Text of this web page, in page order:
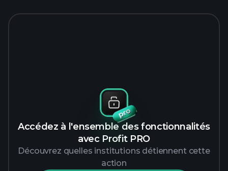
Accédez à l'ensemble des fonctionnalités
avec Profit PRO
Découvrez quelles institutions détiennent cette
action